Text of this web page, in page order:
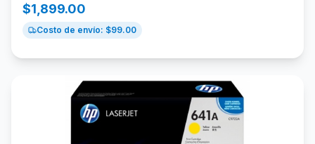
$1,899.00
Costo de envío: $99.00